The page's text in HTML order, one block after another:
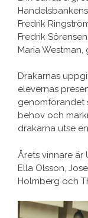
Fredrik
Fredrik
Maria
Drakarnas
elevernas
genomförandet
behov och
drakarna utse
Årets vinnare är
Ella Olsson,
Holmberg och